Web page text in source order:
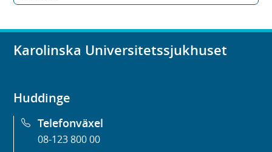
Karolinska Universitetssjukhuset
Huddinge
Telefonväxel
08-123 800 00